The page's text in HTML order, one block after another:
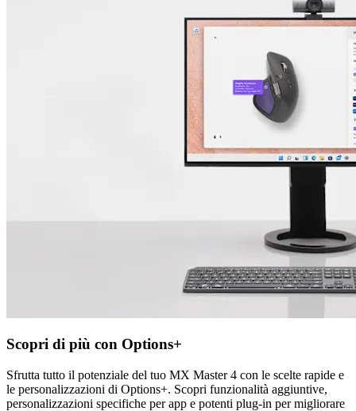
Scopri di più con Options+
Sfrutta tutto il potenziale del tuo MX Master 4 con le scelte rapide e
le personalizzazioni di Options+. Scopri funzionalità aggiuntive,
personalizzazioni specifiche per app e potenti plug-in per migliorare